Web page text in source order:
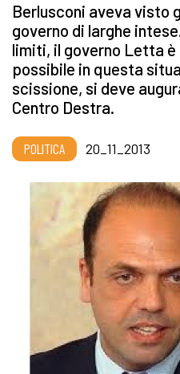
Berlusconi aveva visto
governo di larghe
limiti, il governo Letta è
possibile in questa
scissione, si deve
Centro Destra.
POLITICA 20_11_2013